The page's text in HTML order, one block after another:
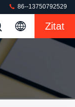
86--13750792529
Zitat